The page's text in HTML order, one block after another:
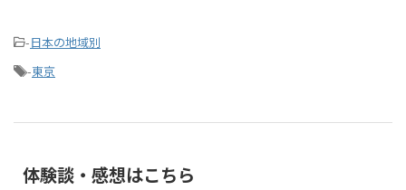
-日本の地域別
-東京
体験談・感想はこちら